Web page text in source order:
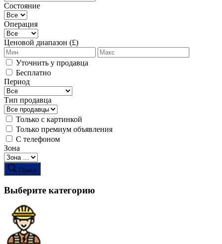
Состояние
Операция
Ценовой диапазон (£)
Уточнить у продавца
Бесплатно
Период
Тип продавца
Только с картинкой
Только премиум объявления
С телефоном
Зона
Поиск
Выберите категорию